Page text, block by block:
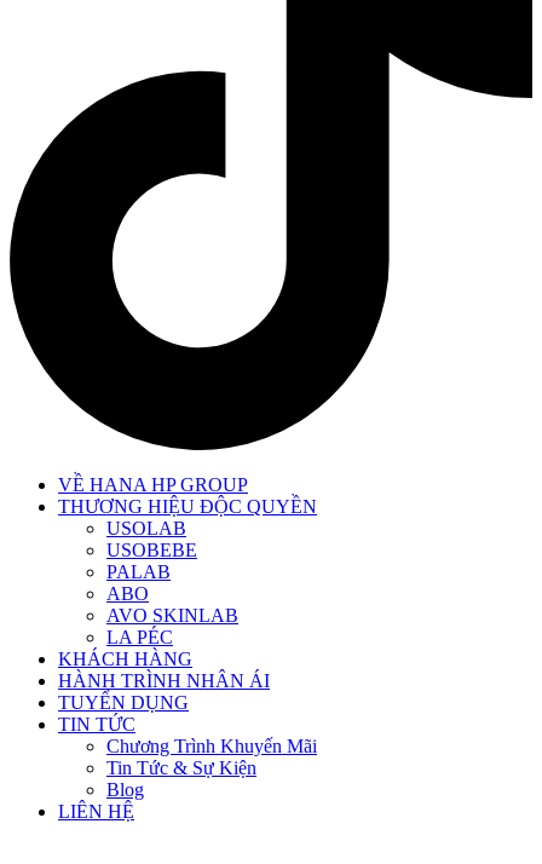
VỀ HANA HP GROUP
THƯƠNG HIỆU ĐỘC QUYỀN
USOLAB
USOBEBE
PALAB
ABO
AVO SKINLAB
LA PÉC
KHÁCH HÀNG
HÀNH TRÌNH NHÂN ÁI
TUYỂN DỤNG
TIN TỨC
Chương Trình Khuyến Mãi
Tin Tức & Sự Kiện
Blog
LIÊN HỆ